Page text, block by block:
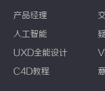
产品经理
人工智能
UXD全能设计
C4D教程